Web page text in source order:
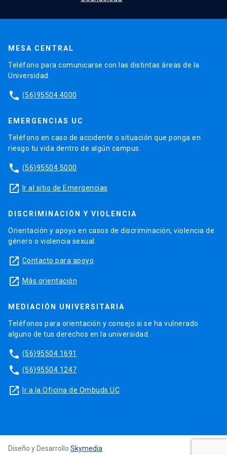
MESA CENTRAL
Teléfono para comunicarse con las distintas áreas de la
Universidad.
phone (56)95504 4000
EMERGENCIAS UC
Teléfono en caso de accidente o situación que ponga en
riesgo tu vida dentro de algún campus.
phone (56)95504 5000
launch Ir al sitio de Emergencias
DISCRIMINACIÓN Y VIOLENCIA
Orientación y apoyo en casos de discriminación, violencia de
género o violencia sexual.
launch Contacto para apoyo
launch Más orientación
MEDIACIÓN UNIVERSITARIA
Teléfonos para orientación y consejo si se ha vulnerado
alguno de tus derechos en la universidad.
phone (56)95504 1691
phone (56)95504 1247
launch Ir a la Oficina de Ombuds UC
Diseño y Desarrollo Skymedia